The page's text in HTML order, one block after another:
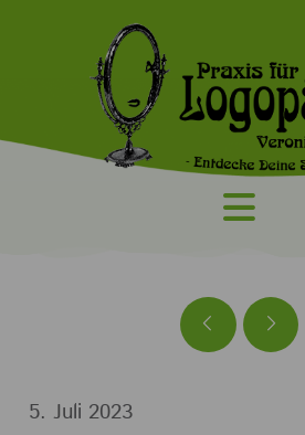
Prev Next
5. Juli 2023